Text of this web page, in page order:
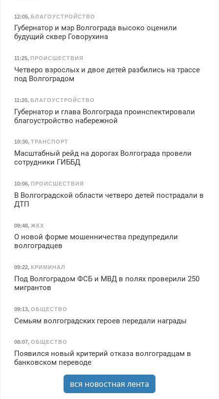
12:05, БЛАГОУСТРОЙСТВО
Губернатор и мэр Волгограда высоко оценили
будущий сквер Говорухина
11:25, ПРОИСШЕСТВИЯ
Четверо взрослых и двое детей разбились на трассе
под Волгоградом
11:20, БЛАГОУСТРОЙСТВО
Губернатор и глава Волгограда проинспектировали
благоустройство набережной
10:30, ТРАНСПОРТ
Масштабный рейд на дорогах Волгограда провели
сотрудники ГИББД
10:06, ПРОИСШЕСТВИЯ
В Волгоградской области четверо детей пострадали в
ДТП
09:48, ЖКХ
О новой форме мошенничества предупредили
волгоградцев
09:22, КРИМИНАЛ
Под Волгоградом ФСБ и МВД в полях проверили 250
мигрантов
09:13, ОБЩЕСТВО
Семьям волгоградских героев передали награды
08:07, ОБЩЕСТВО
Появился новый критерий отказа волгоградцам в
банковском переводе
вся новостная лента